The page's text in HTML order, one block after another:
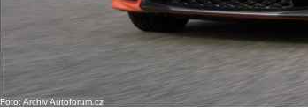
Foto: Archiv Autoforum.cz